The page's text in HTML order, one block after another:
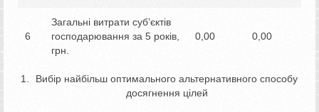
6
Загальні витрати суб’єктів
господарювання за 5 років,
грн.
0,00 0,00
Вибір найбільш оптимального альтернативного способу
досягнення цілей